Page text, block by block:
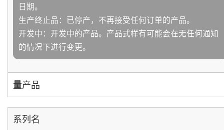
日期。
生产终止品：已停产，不再接受任何订单的产品。
开发中：开发中的产品。产品式样有可能会在无任何通知
的情况下进行变更。
量产品
系列名